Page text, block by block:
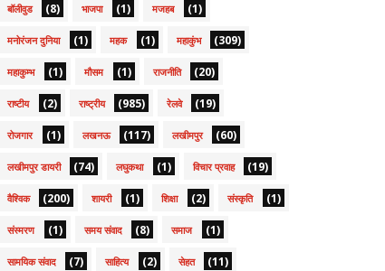
बॉलीवुड (8) भाजपा (1) मजहब (1)
मनोरंजन दुनिया (1) महक (1) महाकुंभ (309)
महाकुम्भ (1) मौसम (1) राजनीति (20)
राष्टीय (2) राष्ट्रीय (985) रेलवे (19)
रोजगार (1) लखनऊ (117) लखीमपुर (60)
लखीमपुर डायरी (74) लघुकथा (1) विचार प्रवाह (19)
वैश्विक (200) शायरी (1) शिक्षा (2) संस्कृति (1)
संस्मरण (1) समय संवाद (8) समाज (1)
सामयिक संवाद (7) साहित्य (2) सेहत (11)